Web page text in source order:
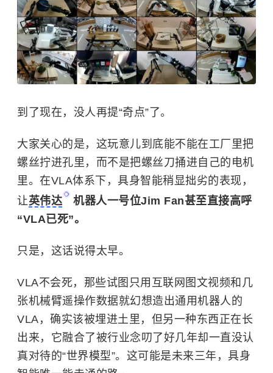
到了现在，没人再提“奇点”了。
大家关心的是，这玩意儿到底能不能在工厂里把
螺丝拧进孔里，而不是把螺丝刀捅进自己的电机
里。在VLA体系下，具身智能稍显拙劣的表现，
让 英伟达
机器人一号位Jim Fan甚至直接高呼
“VLA已死”。
只是，这话说得太早。
VLA不会死，那些试图只用互联网图文视频和几
张机械臂遥操作数据就幻想造出通用机器人的
VLA，确实该被埋进土里，但另一种东西正在长
出来，它融合了被行业念叨了好几年却一直没认
真对待的“世界模型”。这可能是未来三年，具身